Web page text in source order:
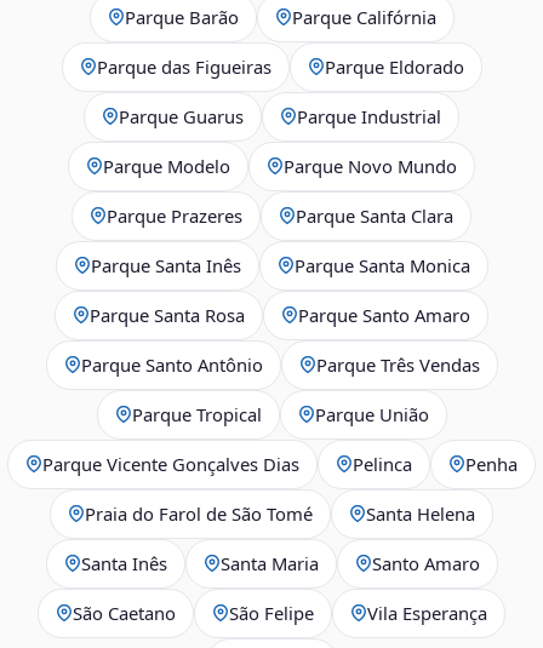
Parque Barão Parque Califórnia
Parque das Figueiras Parque Eldorado
Parque Guarus Parque Industrial
Parque Modelo Parque Novo Mundo
Parque Prazeres Parque Santa Clara
Parque Santa Inês Parque Santa Monica
Parque Santa Rosa Parque Santo Amaro
Parque Santo Antônio Parque Três Vendas
Parque Tropical Parque União
Parque Vicente Gonçalves Dias Pelinca Penha
Praia do Farol de São Tomé Santa Helena
Santa Inês Santa Maria Santo Amaro
São Caetano São Felipe Vila Esperança